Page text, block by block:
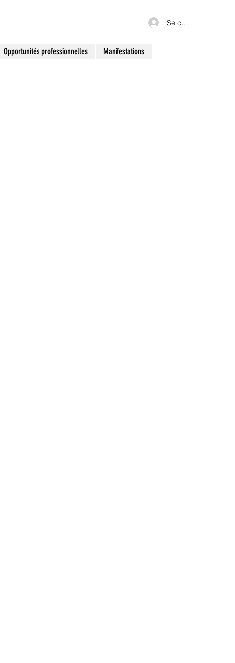
Se connecter
Opportunités professionnelles Manifestations